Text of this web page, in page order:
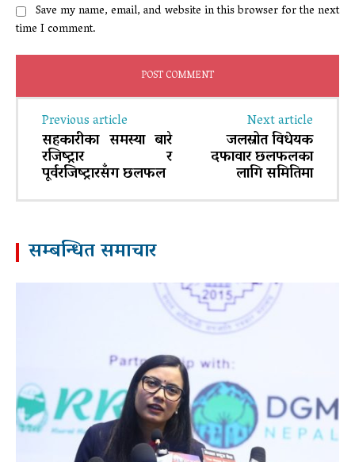
Save my name, email, and website in this browser for the next
time I comment.
Previous article
सहकारीका समस्या बारे
रजिष्ट्रार र
पूर्वरजिष्ट्रारसँग छलफल
Next article
जलस्रोत विधेयक
दफावार छलफलका
लागि समितिमा
सम्बन्धित समाचार